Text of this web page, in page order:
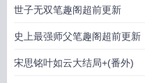
世子无双笔趣阁超前更新
史上最强师父笔趣阁超前更新
宋思铭叶如云大结局+(番外)